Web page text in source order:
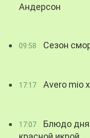
Андерсон
09:58 Сезон
17:17 Avero mio
17:07
Блюдо